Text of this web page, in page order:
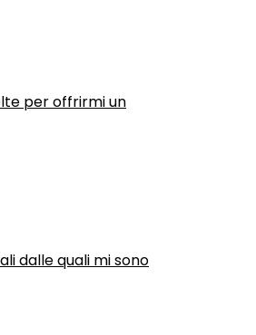
per offrirmi un
dalle quali mi sono